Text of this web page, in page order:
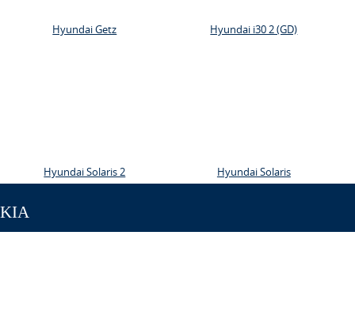
Hyundai Getz Hyundai i30 2 (GD)
Hyundai Solaris 2 Hyundai Solaris
KIA